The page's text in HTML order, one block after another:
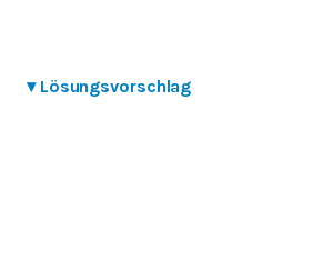
▾ Lösungsvorschlag